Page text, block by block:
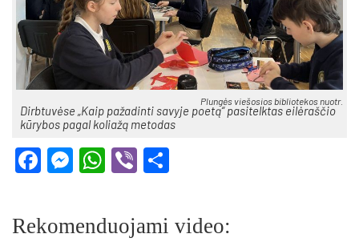
Plun­gės vie­šo­sios bib­lio­te­kos nuo­tr.
Dirb­tu­vė­se „Kaip pa­ža­din­ti sa­vy­je poe­tą“ pa­si­telk­tas ei­lė­raš­čio
kū­ry­bos pa­gal ko­lia­žą me­to­das
Facebook
Messenger
WhatsApp
Viber
Rekomenduojami video: